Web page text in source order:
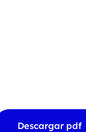
Descargar pdf